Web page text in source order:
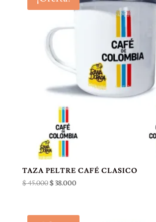
TAZA PELTRE CAFÉ CLASICO
$45.000El
era:
$38.000El
es: